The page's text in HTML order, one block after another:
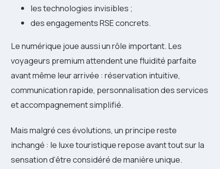
les technologies invisibles ;
des engagements RSE concrets.
Le numérique joue aussi un rôle important. Les
voyageurs premium attendent une fluidité parfaite
avant même leur arrivée : réservation intuitive,
communication rapide, personnalisation des services
et accompagnement simplifié.
Mais malgré ces évolutions, un principe reste
inchangé : le luxe touristique repose avant tout sur la
sensation d’être considéré de manière unique.